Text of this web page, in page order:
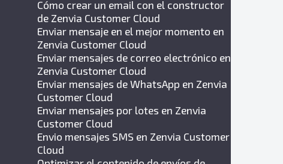
Cómo crear un email con el constructor
de Zenvia Customer Cloud
Enviar mensaje en el mejor momento en
Zenvia Customer Cloud
Enviar mensajes de correo electrónico en
Zenvia Customer Cloud
Enviar mensajes de WhatsApp en Zenvia
Customer Cloud
Enviar mensajes por lotes en Zenvia
Customer Cloud
Envio mensajes SMS en Zenvia Customer
Cloud